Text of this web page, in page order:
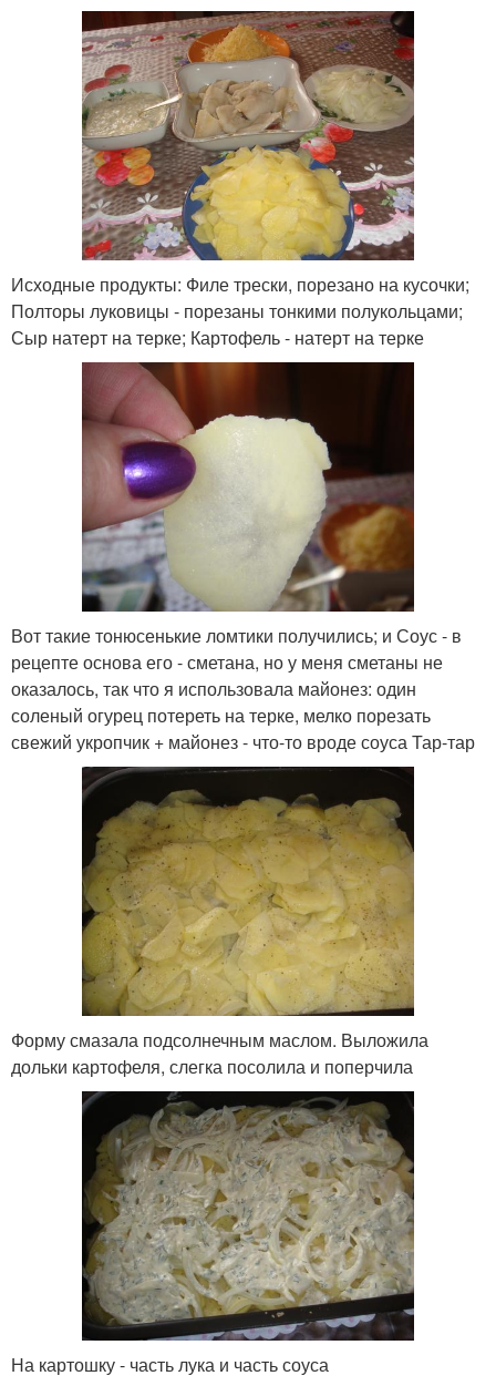
Исходные продукты: Филе трески, порезано на кусочки;
Полторы луковицы - порезаны тонкими полукольцами;
Сыр натерт на терке; Картофель - натерт на терке
Вот такие тонюсенькие ломтики получились; и Соус - в
рецепте основа его - сметана, но у меня сметаны не
оказалось, так что я использовала майонез: один
соленый огурец потереть на терке, мелко порезать
свежий укропчик + майонез - что-то вроде соуса Тар-тар
Форму смазала подсолнечным маслом. Выложила
дольки картофеля, слегка посолила и поперчила
На картошку - часть лука и часть соуса